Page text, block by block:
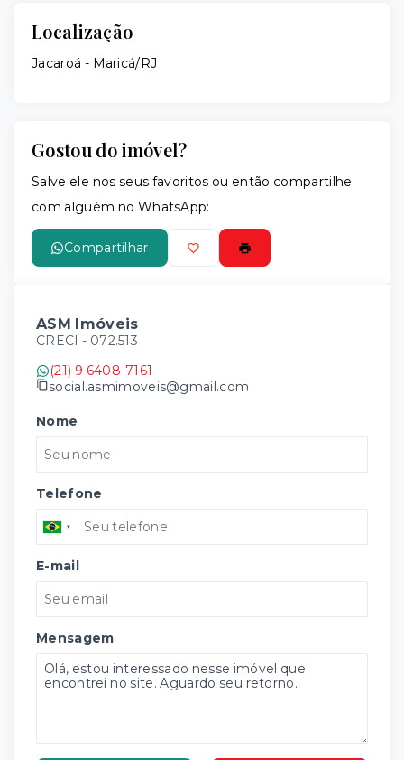
Localização
Jacaroá - Maricá/RJ
Gostou do imóvel?
Salve ele nos seus favoritos ou então compartilhe
com alguém no WhatsApp:
Compartilhar
ASM Imóveis
CRECI - 072.513
(21) 9 6408-7161
social.asmimoveis@gmail.com
Nome
Telefone
E-mail
Mensagem